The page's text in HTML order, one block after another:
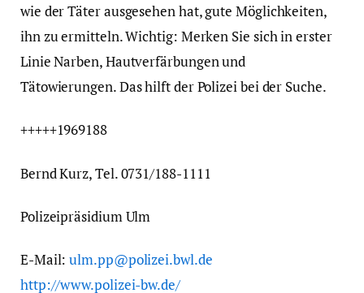
wie der Täter ausgesehen hat, gute Möglichkeiten,
ihn zu ermitteln. Wichtig: Merken Sie sich in erster
Linie Narben, Hautverfärbungen und
Tätowierungen. Das hilft der Polizei bei der Suche.
+++++1969188
Bernd Kurz, Tel. 0731/188-1111
Polizeipräsidium Ulm
E-Mail:ulm.pp@polizei.bwl.de
http://www.polizei-bw.de/